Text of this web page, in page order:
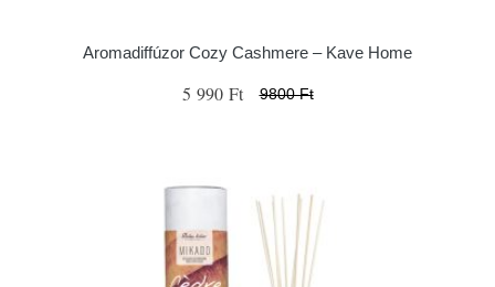
Aromadiffúzor Cozy Cashmere – Kave Home
5 990 Ft 9800 Ft